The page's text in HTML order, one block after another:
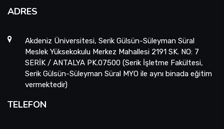
ADRES
Akdeniz Üniversitesi, Serik Gülsün-Süleyman Süral
Meslek Yüksekokulu Merkez Mahallesi 2191 SK. NO: 7
SERİK / ANTALYA PK.07500 (Serik İşletme Fakültesi,
Serik Gülsün-Süleyman Süral MYO ile aynı binada eğitim
vermektedir)
TELEFON